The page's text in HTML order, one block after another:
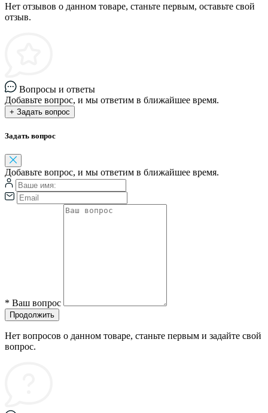
Нет отзывов о данном товаре, станьте первым, оставьте свой
отзыв.
Вопросы и ответы
Добавьте вопрос, и мы ответим в ближайшее время.
+ Задать вопрос
Задать вопрос
Добавьте вопрос, и мы ответим в ближайшее время.
* Ваш вопрос
Продолжить
Нет вопросов о данном товаре, станьте первым и задайте свой
вопрос.